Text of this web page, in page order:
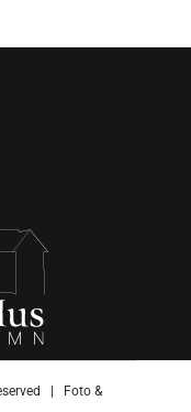
| Foto &